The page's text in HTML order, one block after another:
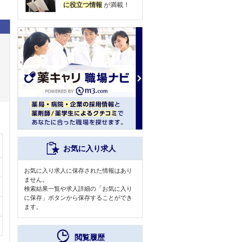
に役立つ情報 が満載！
お気に入り求人
お気に入り求人に保存された情報はあり
ません。
検索結果一覧や求人詳細の「お気に入り
に保存」ボタンから保存することができ
ます。
閲覧履歴